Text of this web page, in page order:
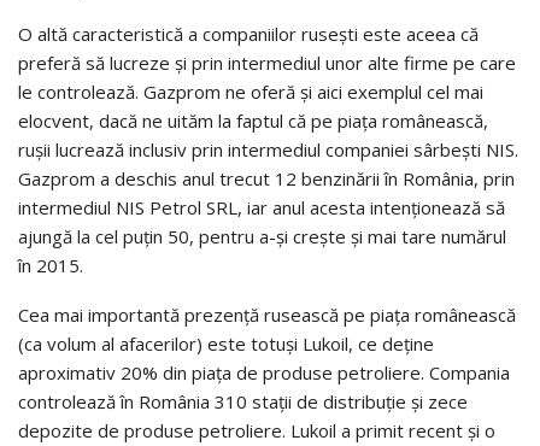
O altă caracteristică a companiilor ruseşti este aceea că
preferă să lucreze şi prin intermediul unor alte firme pe care
le controlează. Gazprom ne oferă şi aici exemplul cel mai
elocvent, dacă ne uităm la faptul că pe piaţa românească,
ruşii lucrează inclusiv prin intermediul companiei sârbeşti NIS.
Gazprom a deschis anul trecut 12 benzinării în România, prin
intermediul NIS Petrol SRL, iar anul acesta intenţionează să
ajungă la cel puţin 50, pentru a-şi creşte şi mai tare numărul
în 2015.
Cea mai importantă prezenţă rusească pe piaţa românească
(ca volum al afacerilor) este totuşi Lukoil, ce deţine
aproximativ 20% din piaţa de produse petroliere. Compania
controlează în România 310 staţii de distribuţie şi zece
depozite de produse petroliere. Lukoil a primit recent şi o